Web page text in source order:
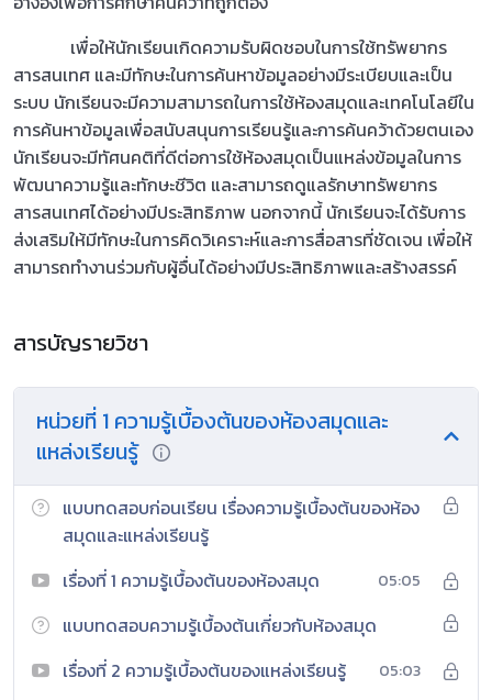
เพื่อให้นักเรียนเกิดความรับผิดชอบในการใช้ทรัพยากร
สารสนเทศ และมีทักษะในการค้นหาข้อมูลอย่างมีระเบียบและเป็น
ระบบ นักเรียนจะมีความสามารถในการใช้ห้องสมุดและเทคโนโลยีใน
การค้นหาข้อมูลเพื่อสนับสนุนการเรียนรู้และการค้นคว้าด้วยตนเอง
นักเรียนจะมีทัศนคติที่ดีต่อการใช้ห้องสมุดเป็นแหล่งข้อมูลในการ
พัฒนาความรู้และทักษะชีวิต และสามารถดูแลรักษาทรัพยากร
สารสนเทศได้อย่างมีประสิทธิภาพ นอกจากนี้ นักเรียนจะได้รับการ
ส่งเสริมให้มีทักษะในการคิดวิเคราะห์และการสื่อสารที่ชัดเจน เพื่อให้
สามารถทำงานร่วมกับผู้อื่นได้อย่างมีประสิทธิภาพและสร้างสรรค์
สารบัญรายวิชา
หน่วยที่ 1 ความรู้เบื้องต้นของห้องสมุดและ
แหล่งเรียนรู้
แบบทดสอบก่อนเรียน เรื่องความรู้เบื้องต้นของห้อง
สมุดและแหล่งเรียนรู้
เรื่องที่ 1 ความรู้เบื้องต้นของห้องสมุด
05:05
แบบทดสอบความรู้เบื้องต้นเกี่ยวกับห้องสมุด
เรื่องที่ 2 ความรู้เบื้องต้นของแหล่งเรียนรู้
05:03